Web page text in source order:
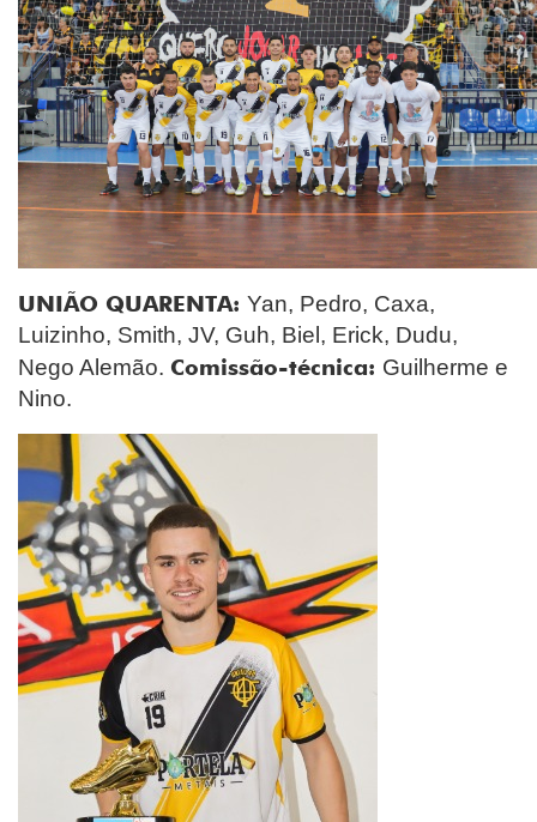
UNIÃO QUARENTA: Yan, Pedro, Caxa,
Luizinho, Smith, JV, Guh, Biel, Erick, Dudu,
Nego Alemão. Comissão-técnica: Guilherme e
Nino.